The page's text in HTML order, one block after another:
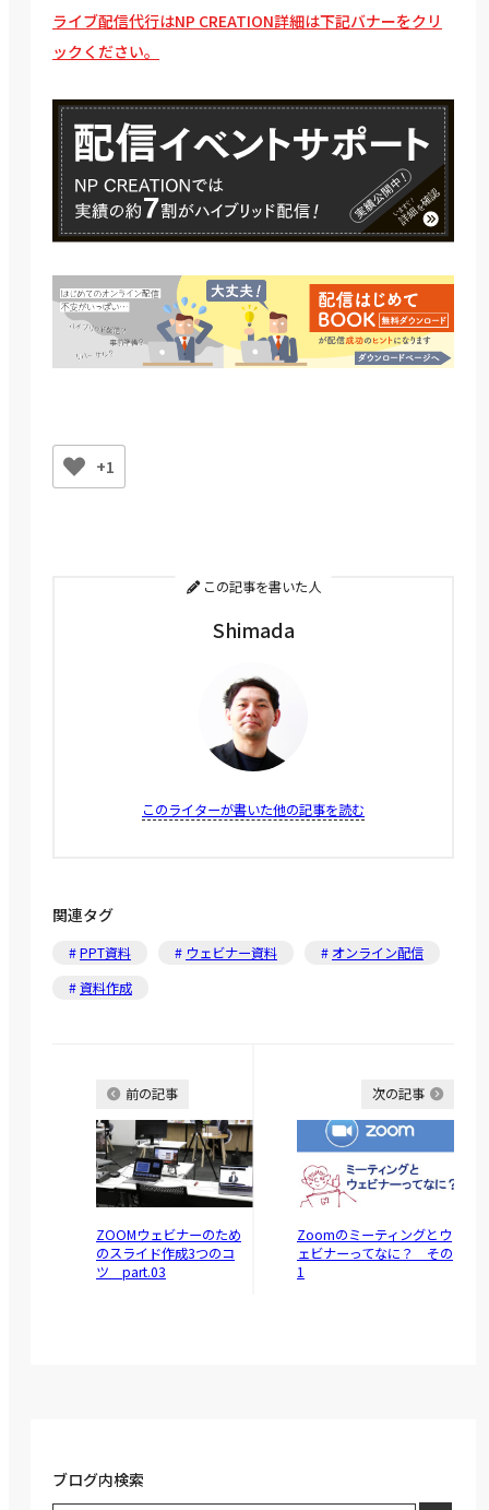
ライブ配信代行はNP CREATION詳細は下記バナーをクリ
ックください。
+1
この記事を書いた人
Shimada
このライターが書いた他の記事を読む
関連タグ
PPT資料 ウェビナー資料
オンライン配信
資料作成
前の記事
ZOOMウェビナーのため
のスライド作成3つのコ
ツ part.03
次の記事
Zoomのミーティングとウ
ェビナーってなに？ その
1
ブログ内検索